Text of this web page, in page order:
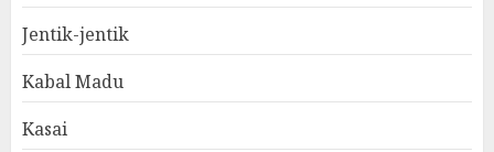
Jentik-jentik
Kabal Madu
Kasai